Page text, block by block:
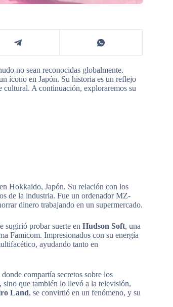
no sean reconocidas globalmente.
ícono en Japón. Su historia es un reflejo
cultural. A continuación, exploraremos su
Hokkaido, Japón. Su relación con los
de la industria. Fue un ordenador MZ-
dinero trabajando en un supermercado.
sugirió probar suerte en Hudson Soft, una
Famicom. Impresionados con su energía
ayudando tanto en
donde compartía secretos sobre los
que también lo llevó a la televisión,
Land, se convirtió en un fenómeno, y su